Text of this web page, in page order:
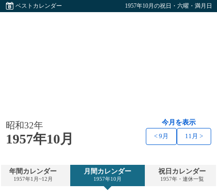
ベストカレンダー 1957年10月の祝日・六曜・満月日
昭和32年
1957年10月
今月を表示
< 9月 11月 >
年間カレンダー
1957年1月~12月
月間カレンダー
1957年10月
祝日カレンダー
1957年・連休一覧